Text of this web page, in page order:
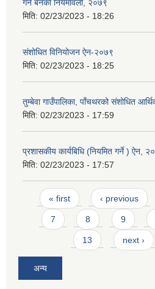
गर्न बनेकाे नियमावली, २०७९
मिति: 02/23/2023 - 18:26
संशोधित विनियोजन ऐन-२०७९
मिति: 02/23/2023 - 18:25
तुम्बेवा गाउँपालिका, पाँचथरको संशोधित
मिति: 02/23/2023 - 17:59
प्रशासकीय कार्यबिधि (नियमित गर्ने ) ऐन,
मिति: 02/23/2023 - 17:57
Pages
« first ‹ previous
7 8 9
13 next ›
अन्य